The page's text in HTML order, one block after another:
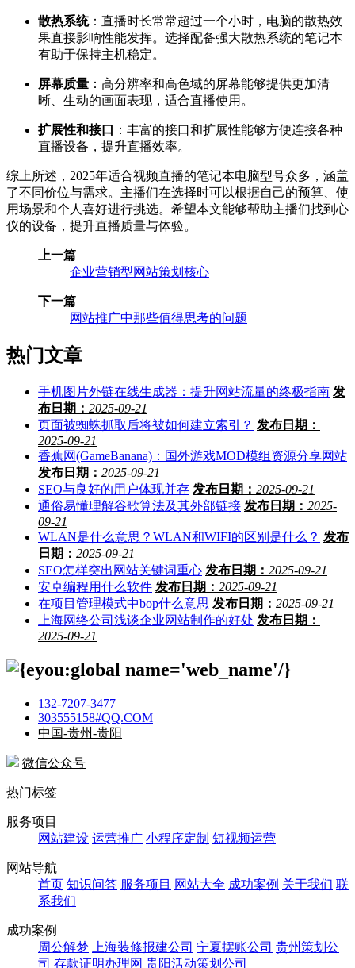
散热系统：直播时长常常超过一个小时，电脑的散热效
果直接影响性能发挥。选择配备强大散热系统的笔记本
有助于保持主机稳定。
屏幕质量 ：高分辨率和高色域的屏幕能够提供更加清
晰、生动的画面表现，适合直播使用。
扩展性和接口
：丰富的接口和扩展性能够方便连接各种
直播设备，提升直播效率。
综上所述，2025年适合视频直播的笔记本电脑型号众多，涵盖
了不同价位与需求。主播们在选择时可以根据自己的预算、使
用场景和个人喜好进行挑选。希望本文能够帮助主播们找到心
仪的设备，提升直播质量与体验。
上一篇
企业营销型网站策划核心
下一篇
网站推广中那些值得思考的问题
热门文章
手机图片外链在线生成器：提升网站流量的终极指南 发
布日期： 2025-09-21
页面被蜘蛛抓取后将被如何建立索引？ 发布日期：
2025-09-21
香蕉网(GameBanana)：国外游戏MOD模组资源分享网站
发布日期： 2025-09-21
SEO与良好的用户体现并存 发布日期： 2025-09-21
通俗易懂理解谷歌算法及其外部链接 发布日期： 2025-
09-21
WLAN是什么意思？WLAN和WIFI的区别是什么？ 发布
日期： 2025-09-21
SEO怎样突出网站关键词重心 发布日期： 2025-09-21
安卓编程用什么软件 发布日期： 2025-09-21
在项目管理模式中bop什么意思 发布日期： 2025-09-21
上海网络公司浅谈企业网站制作的好处 发布日期：
2025-09-21
132-7207-3477
303555158#QQ.COM
中国-贵州-贵阳
微信公众号
热门标签
服务项目
网站建设 运营推广 小程序定制 短视频运营
网站导航
首页 知识问答 服务项目 网站大全 成功案例 关于我们 联
系我们
成功案例
周公解梦
上海装修报建公司 宁夏摆账公司 贵州策划公
司 存款证明办理网 贵阳活动策划公司